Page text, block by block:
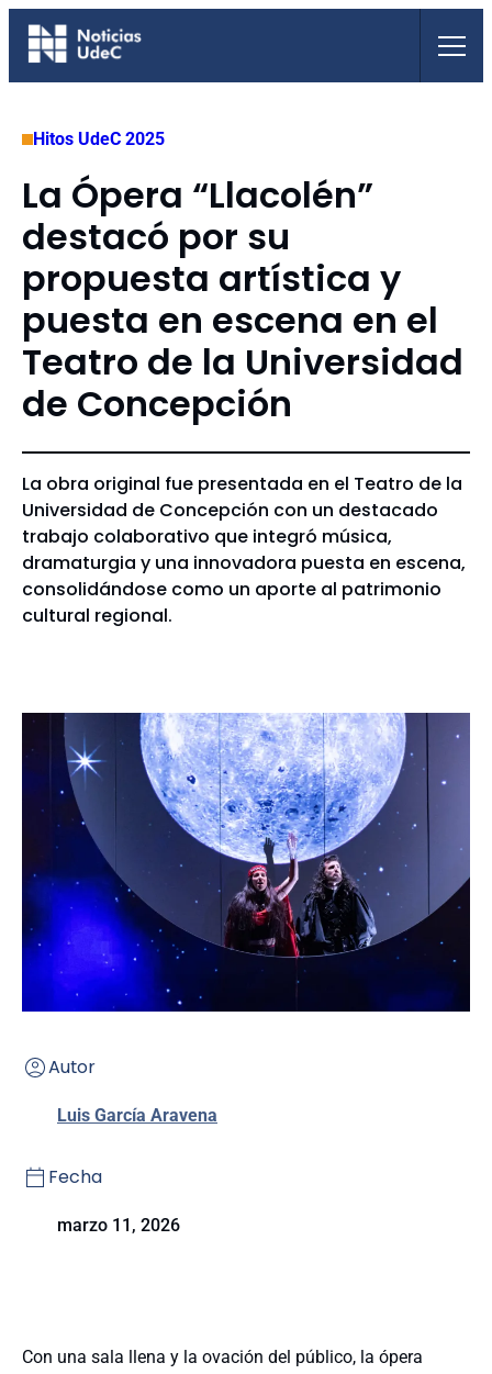
Saltar
Hitos UdeC 2025
La Ópera “Llacolén”
destacó por su
propuesta artística y
puesta en escena en el
Teatro de la Universidad
de Concepción
La obra original fue presentada en el Teatro de la
Universidad de Concepción con un destacado
trabajo colaborativo que integró música,
dramaturgia y una innovadora puesta en escena,
consolidándose como un aporte al patrimonio
cultural regional.
Autor
Luis García Aravena
Fecha
marzo 11, 2026
Con una sala llena y la ovación del público, la ópera